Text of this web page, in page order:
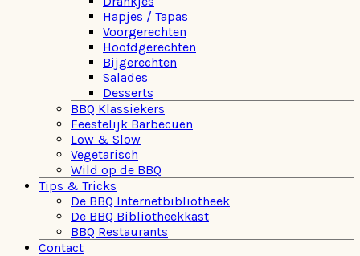
Hapjes / Tapas
Voorgerechten
Hoofdgerechten
Bijgerechten
Salades
Desserts
BBQ Klassiekers
Feestelijk Barbecuën
Low & Slow
Vegetarisch
Wild op de BBQ
Tips & Tricks
De BBQ Internetbibliotheek
De BBQ Bibliotheekkast
BBQ Restaurants
Contact